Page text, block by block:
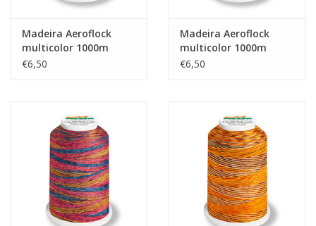
Madeira Aeroflock
multicolor 1000m
No.9601
€6,50
Madeira Aeroflock
multicolor 1000m
No.9603
€6,50